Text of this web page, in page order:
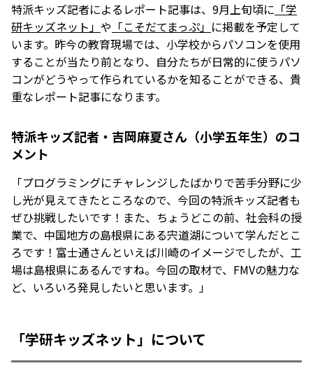
特派キッズ記者によるレポート記事は、9月上旬頃に 「学
研キッズネット」 や 「こそだてまっぷ」 に掲載を予定して
います。昨今の教育現場では、小学校からパソコンを使用
することが当たり前となり、自分たちが日常的に使うパソ
コンがどうやって作られているかを知ることができる、貴
重なレポート記事になります。
特派キッズ記者・吉岡麻夏さん（小学五年生）のコ
メント
「プログラミングにチャレンジしたばかりで苦手分野に少
し光が見えてきたところなので、今回の特派キッズ記者も
ぜひ挑戦したいです！また、ちょうどこの前、社会科の授
業で、中国地方の島根県にある宍道湖について学んだとこ
ろです！富士通さんといえば川崎のイメージでしたが、工
場は島根県にあるんですね。今回の取材で、FMVの魅力な
ど、いろいろ発見したいと思います。」
「学研キッズネット」について